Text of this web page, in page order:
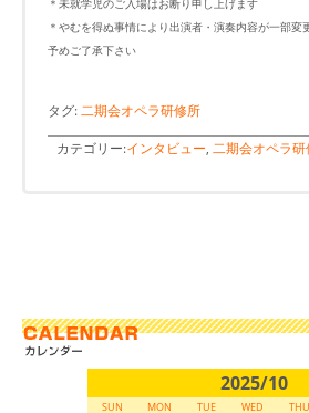
＊未就学児のご入場はお断り申し上げます
＊やむを得ぬ事情により出演者・演奏内容が一部
予めご了承下さい
タグ:二期会オペラ研修所
カテゴリー:インタビュー, 二期会オペラ研
2025/10
SUN MON TUE WED THU